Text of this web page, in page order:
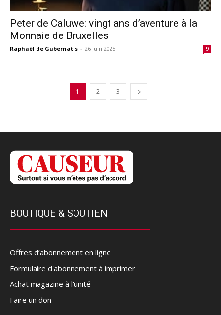
Peter de Caluwe: vingt ans d’aventure à la
Monnaie de Bruxelles
Raphaël de Gubernatis - 26 juin 2025 9
1 2 3
BOUTIQUE & SOUTIEN
Offres d’abonnement en ligne
Formulaire d'abonnement à imprimer
Achat magazine à l'unité
Faire un don